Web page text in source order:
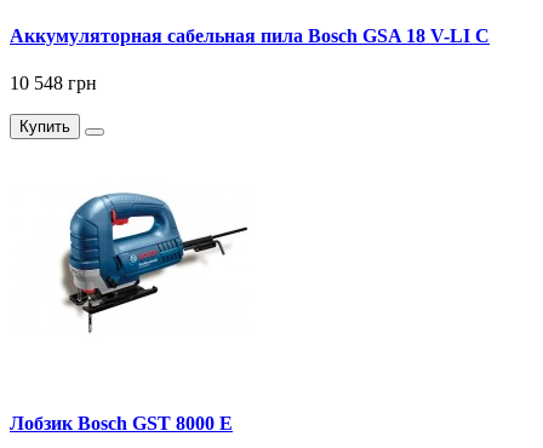
Аккумуляторная сабельная пила Bosch GSA 18 V-LI C
10 548 грн
Купить
Лобзик Bosch GST 8000 E